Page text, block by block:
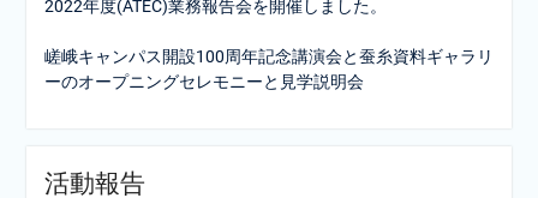
2022年度(ATEC)業務報告会を開催しました。
嵯峨キャンパス開設100周年記念講演会と蚕糸資料ギャラリ
ーのオープニングセレモニーと見学説明会
活動報告